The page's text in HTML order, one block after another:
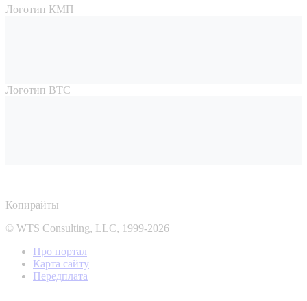
Логотип КМП
Логотип ВТС
Копирайты
© WTS Consulting, LLC, 1999-2026
Про портал
Карта сайту
Передплата